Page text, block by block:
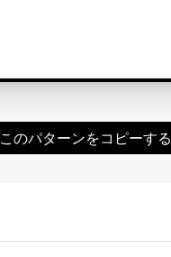
このパターンをコピーする